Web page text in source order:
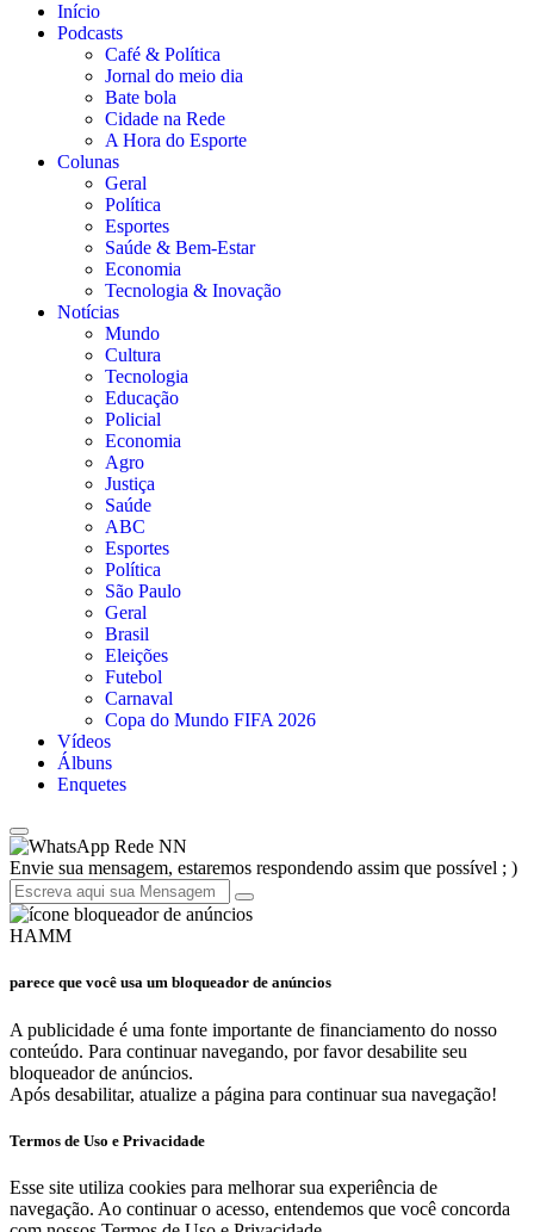
Início
Podcasts
Café & Política
Jornal do meio dia
Bate bola
Cidade na Rede
A Hora do Esporte
Colunas
Geral
Política
Esportes
Saúde & Bem-Estar
Economia
Tecnologia & Inovação
Notícias
Mundo
Cultura
Tecnologia
Educação
Policial
Economia
Agro
Justiça
Saúde
ABC
Esportes
Política
São Paulo
Geral
Brasil
Eleições
Futebol
Carnaval
Copa do Mundo FIFA 2026
Vídeos
Álbuns
Enquetes
Rede NN
Envie sua mensagem, estaremos respondendo assim que possível ; )
HAMM
parece que você usa um bloqueador de anúncios
A publicidade é uma fonte importante de financiamento do nosso
conteúdo. Para continuar navegando, por favor desabilite seu
bloqueador de anúncios.
Após desabilitar, atualize a página para continuar sua navegação!
Termos de Uso e Privacidade
Esse site utiliza cookies para melhorar sua experiência de
navegação. Ao continuar o acesso, entendemos que você concorda